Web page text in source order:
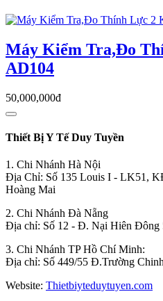
Máy Kiểm Tra,Đo
AD104
50,000,000đ
Thiết Bị Y Tế Duy Tuyền
1. Chi Nhánh Hà Nội
Địa Chỉ: Số 135 Louis I - LK51,
Hoàng Mai
2. Chi Nhánh Đà Nẵng
Địa chỉ: Số 12 - Đ. Nại Hiên Đông
3. Chi Nhánh TP Hồ Chí Minh:
Địa chỉ: Số 449/55 Đ.Trường
Website: Thietbiyteduytuyen.com